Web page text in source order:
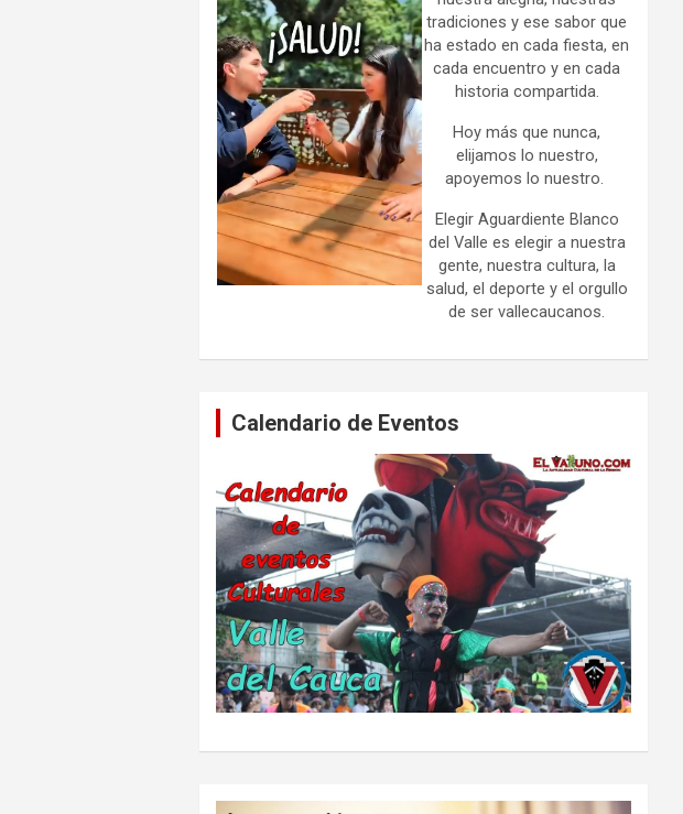
tradiciones y ese sabor que
ha estado en cada fiesta, en
cada encuentro y en cada
historia compartida.
Hoy más que nunca,
elijamos lo nuestro,
apoyemos lo nuestro.
Elegir Aguardiente Blanco
del Valle es elegir a nuestra
gente, nuestra cultura, la
salud, el deporte y el orgullo
de ser vallecaucanos.
Calendario de Eventos